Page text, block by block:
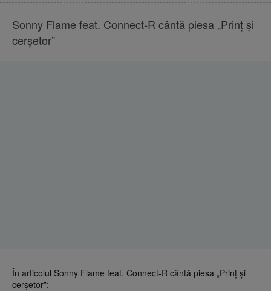
Sonny Flame feat. Connect-R cântă piesa „Prinț și
cerșetor”
În articolul Sonny Flame feat. Connect-R cântă piesa „Prinț și
cerșetor”: